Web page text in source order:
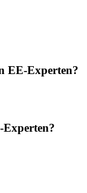
EE-Experten?
Experten?